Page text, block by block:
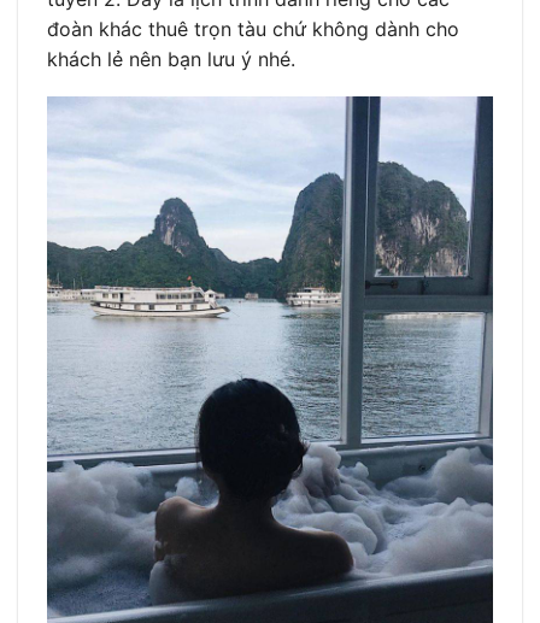
đoàn khác thuê trọn tàu chứ không dành cho
khách lẻ nên bạn lưu ý nhé.